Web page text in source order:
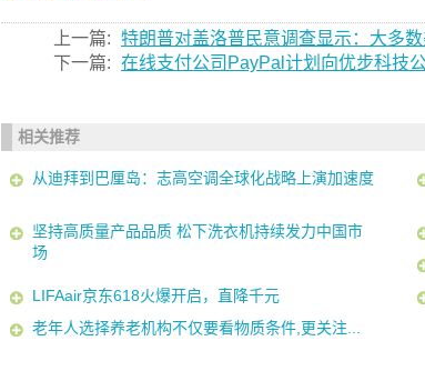
上一篇: 特朗普对盖洛普民意调查显示：大多
下一篇: 在线支付公司PayPal计划向优步科技
相关推荐
从迪拜到巴厘岛：志高空调全球化战略上演加速度
坚持高质量产品品质 松下洗衣机持续发力中国市
场
LIFAair京东618火爆开启，直降千元
老年人选择养老机构不仅要看物质条件,更关注...